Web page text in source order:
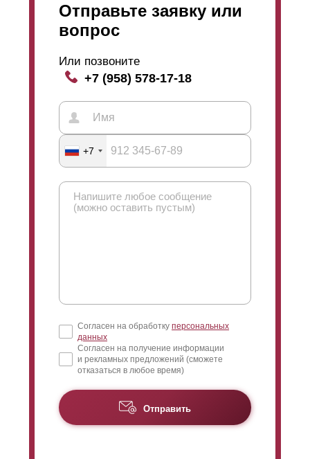
Отправьте заявку или
вопрос
Или позвоните
+7 (958) 578-17-18
+7
Согласен на обработку персональных
данных
Согласен на получение информации
и рекламных предложений (сможете
отказаться в любое время)
Отправить